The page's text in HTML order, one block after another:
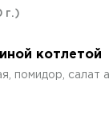
г.)
котлетой
помидор, салат